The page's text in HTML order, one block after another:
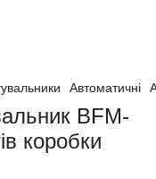
Автоматичні
BFM-
коробки